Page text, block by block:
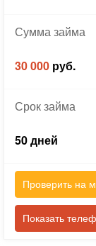
Суммазайма
30 000 руб.
Срокзайма
50 дней
Проверить на
Показать